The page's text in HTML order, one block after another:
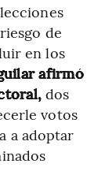
de
en los
afirmó
dos
votos
a adoptar